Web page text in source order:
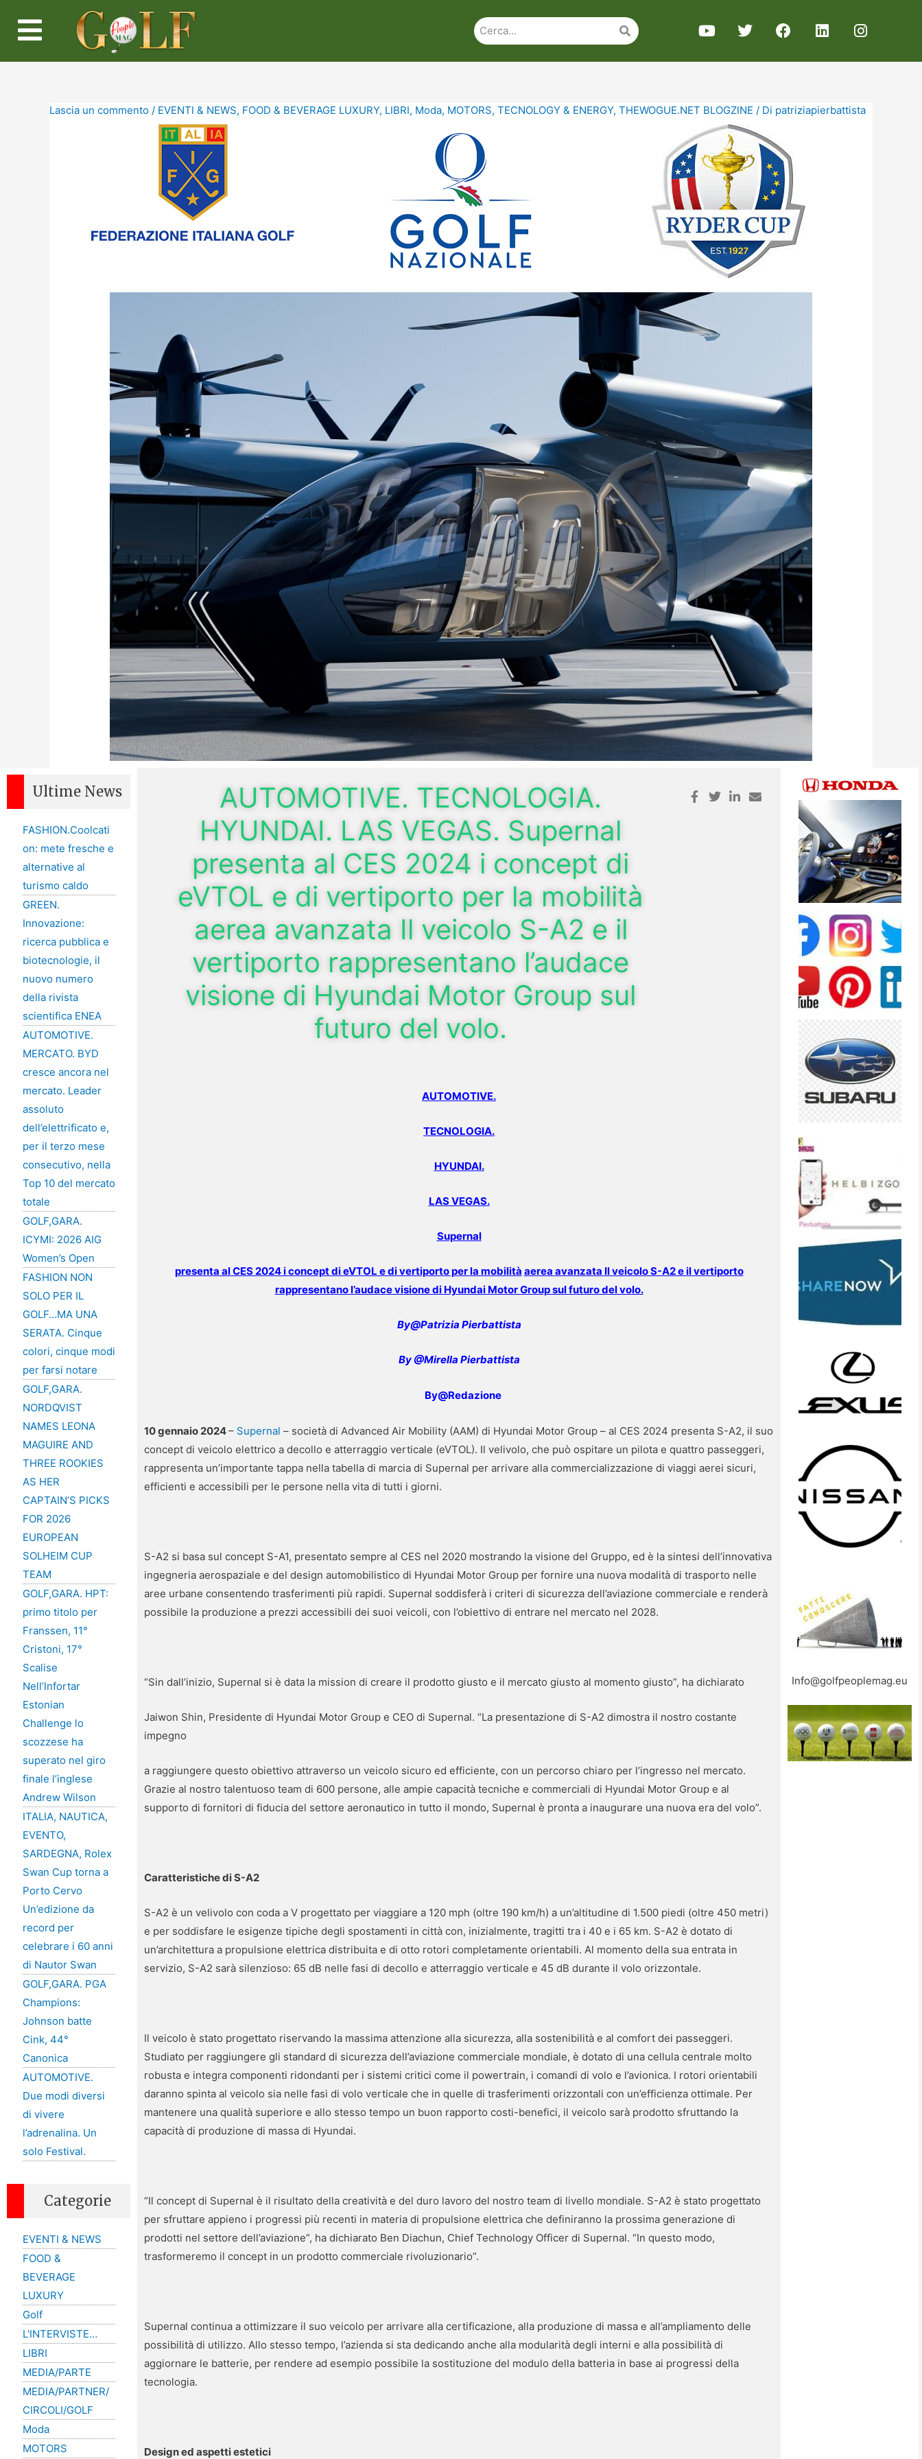
Lascia un commento / EVENTI & NEWS, FOOD & BEVERAGE LUXURY, LIBRI, Moda, MOTORS, TECNOLOGY & ENERGY, THEWOGUE.NET BLOGZINE / Di patriziapierbattista
Ultime News
FASHION.Coolcati
on: mete fresche e
alternative al
turismo caldo
GREEN.
Innovazione:
ricerca pubblica e
biotecnologie, il
nuovo numero
della rivista
scientifica ENEA
AUTOMOTIVE.
MERCATO. BYD
cresce ancora nel
mercato. Leader
assoluto
dell’elettrificato e,
per il terzo mese
consecutivo, nella
Top 10 del mercato
totale
GOLF,GARA.
ICYMI: 2026 AIG
Women’s Open
FASHION NON
SOLO PER IL
GOLF…MA UNA
SERATA. Cinque
colori, cinque modi
per farsi notare
GOLF,GARA.
NORDQVIST
NAMES LEONA
MAGUIRE AND
THREE ROOKIES
AS HER
CAPTAIN’S PICKS
FOR 2026
EUROPEAN
SOLHEIM CUP
TEAM
GOLF,GARA. HPT:
primo titolo per
Franssen, 11°
Cristoni, 17°
Scalise
Nell’Infortar
Estonian
Challenge lo
scozzese ha
superato nel giro
finale l’inglese
Andrew Wilson
ITALIA, NAUTICA,
EVENTO,
SARDEGNA, Rolex
Swan Cup torna a
Porto Cervo
Un’edizione da
record per
celebrare i 60 anni
di Nautor Swan
GOLF,GARA. PGA
Champions:
Johnson batte
Cink, 44°
Canonica
AUTOMOTIVE.
Due modi diversi
di vivere
l’adrenalina. Un
solo Festival.
Categorie
EVENTI & NEWS
FOOD &
BEVERAGE
LUXURY
Golf
L'INTERVISTE…
LIBRI
MEDIA/PARTE
MEDIA/PARTNER/
CIRCOLI/GOLF
Moda
MOTORS
AUTOMOTIVE. TECNOLOGIA.
HYUNDAI. LAS VEGAS. Supernal
presenta al CES 2024 i concept di
eVTOL e di vertiporto per la mobilità
aerea avanzata Il veicolo S-A2 e il
vertiporto rappresentano l’audace
visione di Hyundai Motor Group sul
futuro del volo.
AUTOMOTIVE.
TECNOLOGIA.
HYUNDAI.
LAS VEGAS.
Supernal
presenta al CES 2024 i concept di eVTOL e di vertiporto per la mobilità aerea avanzata Il veicolo S-A2 e il vertiporto
rappresentano l’audace visione di Hyundai Motor Group sulfuturo del volo.
By@Patrizia Pierbattista
By @Mirella Pierbattista
By@Redazione
10 gennaio 2024– Supernal – società di Advanced Air Mobility (AAM) di Hyundai Motor Group – al CES 2024 presenta S-A2, il suo
concept di veicolo elettrico a decollo e atterraggio verticale (eVTOL). Il velivolo, che può ospitare un pilota e quattro passeggeri,
rappresenta un’importante tappa nella tabella di marcia di Supernal per arrivare alla commercializzazione di viaggi aerei sicuri,
efficienti e accessibili per le persone nella vita di tutti i giorni.
S-A2 si basa sul concept S-A1, presentato sempre al CES nel 2020 mostrando la visione del Gruppo, ed è la sintesi dell’innovativa
ingegneria aerospaziale e del design automobilistico di Hyundai Motor Group per fornire una nuova modalità di trasporto nelle
aree urbane consentendo trasferimenti più rapidi. Supernal soddisferà i criteri di sicurezza dell’aviazione commerciale e renderà
possibile la produzione a prezzi accessibili dei suoi veicoli, con l’obiettivo di entrare nel mercato nel 2028.
“Sin dall’inizio, Supernal si è data la mission di creare il prodotto giusto e il mercato giusto al momento giusto”, ha dichiarato
Jaiwon Shin, Presidente di Hyundai Motor Group e CEO di Supernal. “La presentazione di S-A2 dimostra il nostro costante
impegno
a raggiungere questo obiettivo attraverso un veicolo sicuro ed efficiente, con un percorso chiaro per l’ingresso nel mercato.
Grazie al nostro talentuoso team di 600 persone, alle ampie capacità tecniche e commerciali di Hyundai Motor Group e al
supporto di fornitori di fiducia del settore aeronautico in tutto il mondo, Supernal è pronta a inaugurare una nuova era del volo”.
Caratteristiche di S-A2
S-A2 è un velivolo con coda a V progettato per viaggiare a 120 mph (oltre 190 km/h) a un’altitudine di 1.500 piedi (oltre 450 metri)
e per soddisfare le esigenze tipiche degli spostamenti in città con, inizialmente, tragitti tra i 40 e i 65 km. S-A2 è dotato di
un’architettura a propulsione elettrica distribuita e di otto rotori completamente orientabili. Al momento della sua entrata in
servizio, S-A2 sarà silenzioso: 65 dB nelle fasi di decollo e atterraggio verticale e 45 dB durante il volo orizzontale.
Il veicolo è stato progettato riservando la massima attenzione alla sicurezza, alla sostenibilità e al comfort dei passeggeri.
Studiato per raggiungere gli standard di sicurezza dell’aviazione commerciale mondiale, è dotato di una cellula centrale molto
robusta e integra componenti ridondanti per i sistemi critici come il powertrain, i comandi di volo e l’avionica. I rotori orientabili
daranno spinta al veicolo sia nelle fasi di volo verticale che in quelle di trasferimenti orizzontali con un’efficienza ottimale. Per
mantenere una qualità superiore e allo stesso tempo un buon rapporto costi-benefici, il veicolo sarà prodotto sfruttando la
capacità di produzione di massa di Hyundai.
“Il concept di Supernal è il risultato della creatività e del duro lavoro del nostro team di livello mondiale. S-A2 è stato progettato
per sfruttare appieno i progressi più recenti in materia di propulsione elettrica che definiranno la prossima generazione di
prodotti nel settore dell’aviazione”, ha dichiarato Ben Diachun, Chief Technology Officer di Supernal. “In questo modo,
trasformeremo il concept in un prodotto commerciale rivoluzionario”.
Supernal continua a ottimizzare il suo veicolo per arrivare alla certificazione, alla produzione di massa e all’ampliamento delle
possibilità di utilizzo. Allo stesso tempo, l’azienda si sta dedicando anche alla modularità degli interni e alla possibilità di
aggiornare le batterie, per rendere ad esempio possibile la sostituzione del modulo della batteria in base ai progressi della
tecnologia.
Design ed aspetti estetici
Info@golfpeoplemag.eu